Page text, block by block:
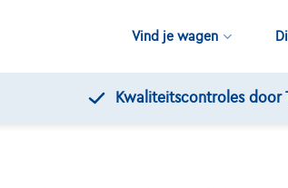
Vind je wagen